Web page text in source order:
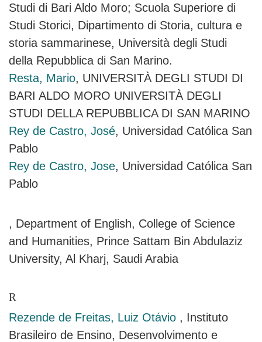
Studi di Bari Aldo Moro; Scuola Superiore di
Studi Storici, Dipartimento di Storia, cultura e
storia sammarinese, Università degli Studi
della Repubblica di San Marino.
Resta, Mario, UNIVERSITÀ DEGLI STUDI DI
BARI ALDO MORO UNIVERSITÀ DEGLI
STUDI DELLA REPUBBLICA DI SAN MARINO
Rey de Castro, José, Universidad Católica San
Pablo
Rey de Castro, Jose, Universidad Católica San
Pablo
, Department of English, College of Science
and Humanities, Prince Sattam Bin Abdulaziz
University, Al Kharj, Saudi Arabia
R
Rezende de Freitas, Luiz Otávio , Instituto
Brasileiro de Ensino, Desenvolvimento e